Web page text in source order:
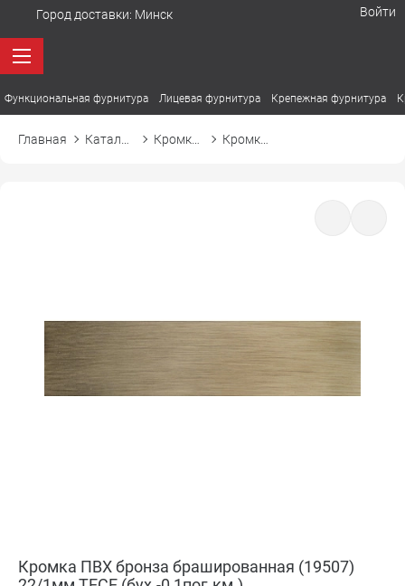
Город доставки: Минск Войти
Функциональная фурнитура Лицевая фурнитура Крепежная фурнитура
Главная
Кромка ПВХ бронза брашированная (19507)